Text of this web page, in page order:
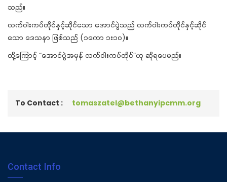
သည်။
လက်ဝါးကပ်တိုင်နှင့်ဆိုင်သော အောင်ပွဲသည် လက်ဝါးကပ်တိုင်နှင့်ဆိုင်
သော ဒေသနာ ဖြစ်သည် (၁ကော ၁း၁၀)။
ထို့ကြောင့် “အောင်ပွဲအမှန် လက်ဝါးကပ်တိုင်”ဟု ဆိုရပေမည်။
To Contact : tomaszatel@bethanyipcmm.org
Contact Info